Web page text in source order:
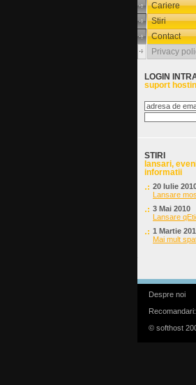
Cariere
Stiri
Contact
Privacy
LOGIN
suport
STIRI
lansari,
informatii
20 Iulie
Lansare
3 Mai 2010
Lansare
1 Martie
Mai mult
Despre noi
© softhost